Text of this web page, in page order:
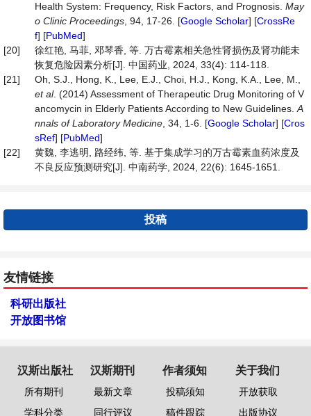
Health System: Frequency, Risk Factors, and Prognosis. May
o Clinic Proceedings , 94, 17-26. [Google Scholar] [CrossRe
f] [PubMed]
[20]
徐红艳, 马菲, 邓琴香, 等. 万古霉素相关急性肾损伤及肾功能未
恢复危险因素分析[J]. 中国药业, 2024, 33(4): 114-118.
[21]
Oh, S.J., Hong, K., Lee, E.J., Choi, H.J., Kong, K.A., Lee, M.,
et al. (2014) Assessment of Therapeutic Drug Monitoring of V
ancomycin in Elderly Patients According to New Guidelines. A
nnals of Laboratory Medicine , 34, 1-6. [Google Scholar] [Cros
sRef] [PubMed]
[22]
黄魏, 李逃明, 路经纬, 等. 基于集成学习的万古霉素血药浓度及
不良反应预测研究[J]. 中南药学, 2024, 22(6): 1645-1651.
投稿
友情链接
科研出版社
开放图书馆
汉斯出版社
所有期刊
学科分类
汉斯期刊
最新文章
同行评议
作者须知
投稿须知
稿件跟踪
关于我们
开放获取
出版协议